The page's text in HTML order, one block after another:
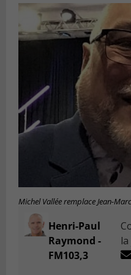
Michel Vallée remplace Jean-
Henri-Paul
Raymond -
FM103,3